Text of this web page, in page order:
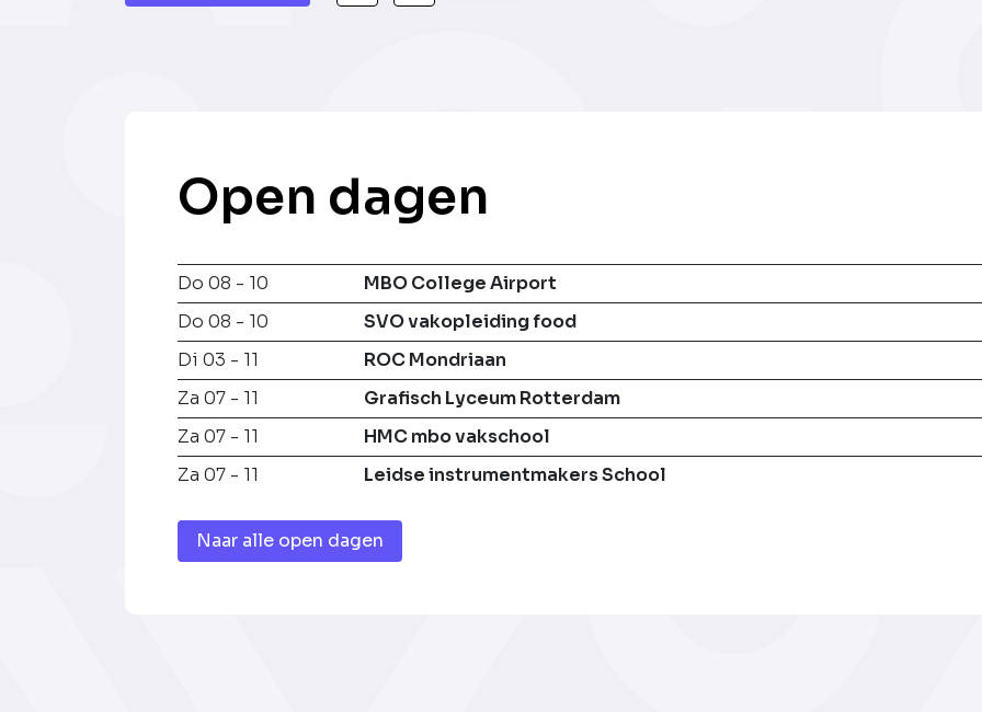
Open dagen
Do 08 - 10
MBO College Airport
Do 08 - 10
SVO vakopleiding food
Di 03 - 11
ROC Mondriaan
Za 07 - 11
Grafisch Lyceum Rotterdam
Za 07 - 11
HMC mbo vakschool
Za 07 - 11
Leidse instrumentmakers School
Naar alle open dagen